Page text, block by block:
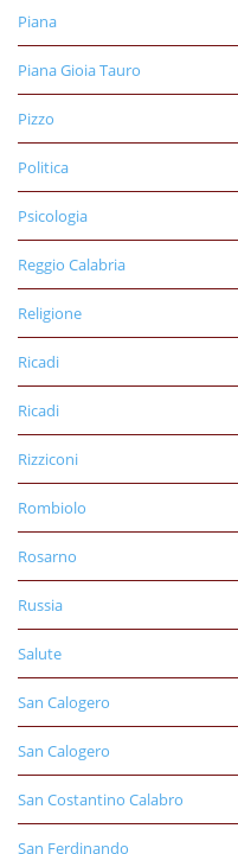
Piana
Piana Gioia Tauro
Pizzo
Politica
Psicologia
Reggio Calabria
Religione
Ricadi
Ricadi
Rizziconi
Rombiolo
Rosarno
Russia
Salute
San Calogero
San Calogero
San Costantino Calabro
San Ferdinando